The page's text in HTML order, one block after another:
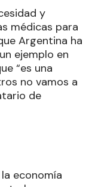
y
médicas para
Argentina ha
ejemplo en
“es una
no vamos a
de
economía